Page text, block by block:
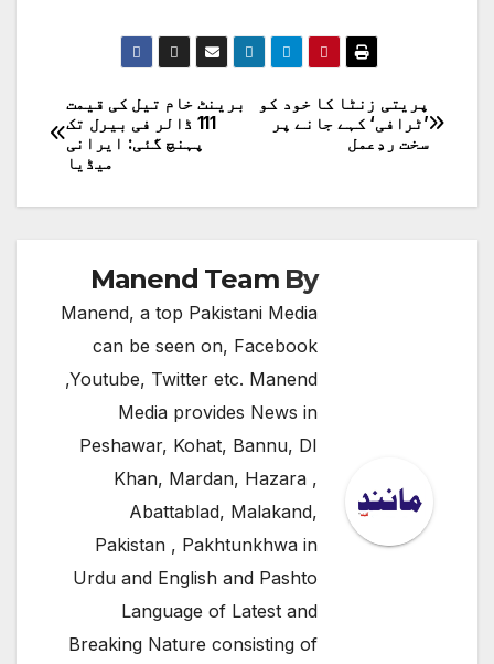
پوسٹوں
کی
نیویگیشن
برینٹ خام تیل کی قیمت
111 ڈالر فی بیرل تک
پہنچ گئی: ایرانی
میڈیا
پریتی زنٹا کا خود کو
’ٹرافی‘ کہے جانے پر
سخت ردِعمل
By
Manend Team
Manend, a top Pakistani Media
can be seen on, Facebook
,Youtube, Twitter etc. Manend
Media provides News in
Peshawar, Kohat, Bannu, DI
Khan, Mardan, Hazara ,
Abattablad, Malakand,
Pakistan , Pakhtunkhwa in
Urdu and English and Pashto
Language of Latest and
Breaking Nature consisting of